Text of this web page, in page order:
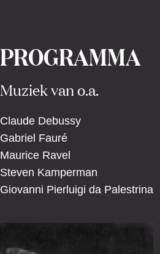
PROGRAMMA
Muziek van o.a.
Claude Debussy
Gabriel Fauré
Maurice Ravel
Steven Kamperman
Giovanni Pierluigi da Palestrina